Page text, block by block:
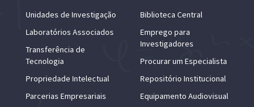
Unidades de Investigação
Laboratórios Associados
Transferência de
Tecnologia
Propriedade Intelectual
Parcerias Empresariais
Biblioteca Central
Emprego para
Investigadores
Procurar um Especialista
Repositório Institucional
Equipamento Audiovisual